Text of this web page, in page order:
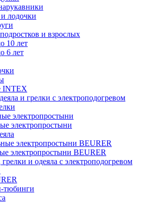
лодочки
и взрослых
10 лет
6 лет
INTEX
и грелки с электроподогревом
электропростыни
электропростыни
электропростыни BEURER
электропростыни BEURER
и одеяла с электроподогревом
тюбинги